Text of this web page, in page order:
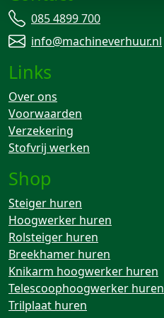
085 4899 700
info@machineverhuur.nl
Links
Over ons
Voorwaarden
Verzekering
Stofvrij werken
Shop
Steiger huren
Hoogwerker huren
Rolsteiger huren
Breekhamer huren
Knikarm hoogwerker huren
Telescoophoogwerker huren
Trilplaat huren